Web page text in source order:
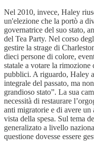
Nel 2010, invece, Haley
un'elezione che la portò a
governatrice del suo stato,
del Tea Party. Nel corso
gestire la strage di
dieci persone di colore,
statale a votare la
pubblici. A riguardo, Haley
integrale del passato, ma
grandioso stato”. La sua
necessità di restaurare
anti migratorie e di avere
vista della spesa. Sul tema
generalizato a livello
questione dovesse essere